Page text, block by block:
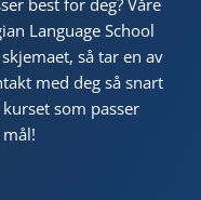
best for deg? Våre
Language School
så tar en av
med deg så snart
som passer